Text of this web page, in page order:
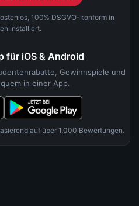
100% DSGVO-konform in
installiert.
für iOS & Android
Gewinnspiele und
in einer App.
auf über 1.000 Bewertungen.